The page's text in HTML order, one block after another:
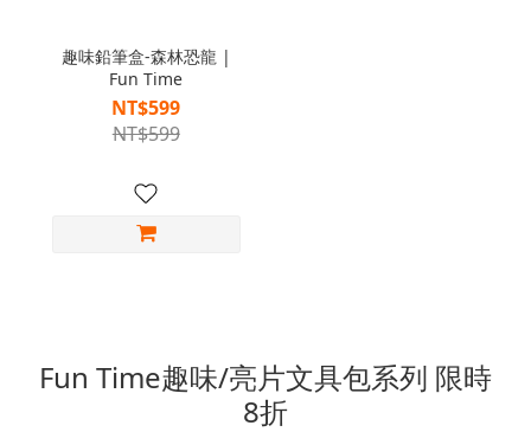
趣味鉛筆盒-森林恐龍 |
Fun Time
NT$599
NT$599
Fun Time趣味/亮片文具包系列 限時
8折